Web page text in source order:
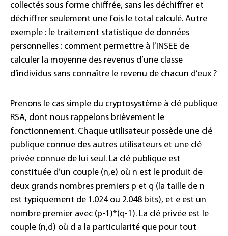
collectés sous forme chiffrée, sans les déchiffrer et
déchiffrer seulement une fois le total calculé. Autre
exemple : le traitement statistique de données
personnelles : comment permettre à l’INSEE de
calculer la moyenne des revenus d’une classe
d’individus sans connaître le revenu de chacun d’eux ?
Prenons le cas simple du cryptosystème à clé publique
RSA, dont nous rappelons brièvement le
fonctionnement. Chaque utilisateur possède une clé
publique connue des autres utilisateurs et une clé
privée connue de lui seul. La clé publique est
constituée d’un couple (n,e) où n est le produit de
deux grands nombres premiers p et q (la taille de n
est typiquement de 1.024 ou 2.048 bits), et e est un
nombre premier avec (p-1)*(q-1). La clé privée est le
couple (n,d) où d a la particularité que pour tout